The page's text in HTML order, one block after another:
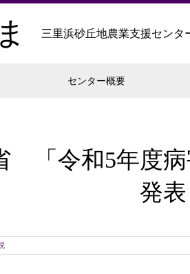
三里浜砂丘地農業支援センタ
センター概要
「令和5年度病
発表